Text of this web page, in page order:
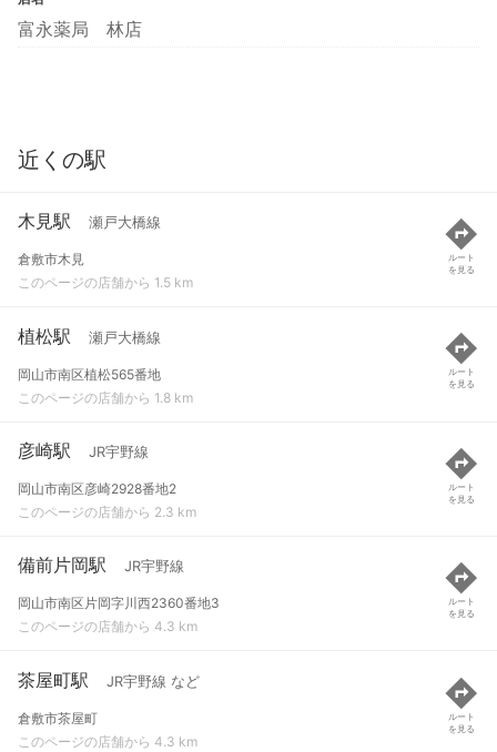
富永薬局 林店
近くの駅
木見駅 瀬戸大橋線
倉敷市木見
このページの店舗から 1.5 km
ルート
を見る
植松駅 瀬戸大橋線
岡山市南区植松565番地
このページの店舗から 1.8 km
ルート
を見る
彦崎駅 JR宇野線
岡山市南区彦崎2928番地2
このページの店舗から 2.3 km
ルート
を見る
備前片岡駅 JR宇野線
岡山市南区片岡字川西2360番地3
このページの店舗から 4.3 km
ルート
を見る
茶屋町駅 JR宇野線 など
倉敷市茶屋町
このページの店舗から 4.3 km
ルート
を見る